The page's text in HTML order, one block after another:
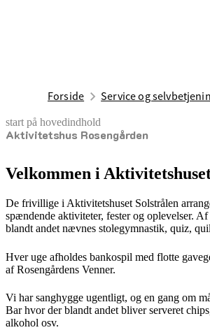
Forside Service og
start på hovedindhold
Aktivitetshus Rosengården
senest opdateret 21. maj 2026
Velkommen i
De frivillige i Aktivitetshuset Solstrålen
spændende aktiviteter, fester og oplevelser.
blandt andet nævnes stolegymnastik, quiz,
Hver uge afholdes bankospil med flotte
af Rosengårdens Venner.
Vi har sanghygge ugentligt, og en gang om
Bar hvor der blandt andet bliver serveret
alkohol osv.